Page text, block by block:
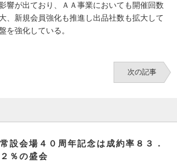
響が出ており、ＡＡ事業においても開催回数
、新規会員強化も推進し出品社数も拡大して
を強化している。
次の記事
常設会場４０周年記念は成約率８３．
２％の盛会